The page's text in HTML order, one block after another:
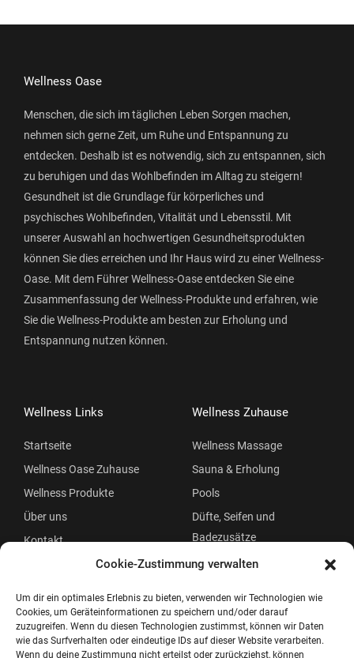
Cookie-Zustimmung verwalten
Um dir ein optimales Erlebnis zu bieten, verwenden wir Technologien wie
Cookies, um Geräteinformationen zu speichern und/oder darauf
zuzugreifen. Wenn du diesen Technologien zustimmst, können wir Daten
wie das Surfverhalten oder eindeutige IDs auf dieser Website verarbeiten.
Wenn du deine Zustimmung nicht erteilst oder zurückziehst, können
Wellness Oase
Menschen, die sich im täglichen Leben Sorgen machen,
nehmen sich gerne Zeit, um Ruhe und Entspannung zu
entdecken. Deshalb ist es notwendig, sich zu entspannen, sich
zu beruhigen und das Wohlbefinden im Alltag zu steigern!
Gesundheit ist die Grundlage für körperliches und
psychisches Wohlbefinden, Vitalität und Lebensstil. Mit
unserer Auswahl an hochwertigen Gesundheitsprodukten
können Sie dies erreichen und Ihr Haus wird zu einer Wellness-
Oase. Mit dem Führer Wellness-Oase entdecken Sie eine
Zusammenfassung der Wellness-Produkte und erfahren, wie
Sie die Wellness-Produkte am besten zur Erholung und
Entspannung nutzen können.
Wellness Links
Startseite
Wellness Oase Zuhause
Wellness Produkte
Über uns
Kontakt
Wellness Zuhause
Wellness Massage
Sauna & Erholung
Pools
Düfte, Seifen und
Badezusätze
Beauty